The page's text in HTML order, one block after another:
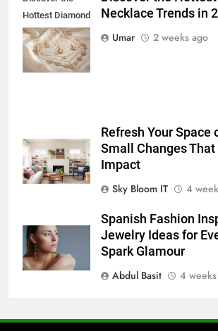
Hottest Diamond
Necklace
Trends in 2026
Necklace Trends in
Umar
2 weeks ago
Refresh Your Space
Small Changes
Impact
Sky Bloom IT
4
Spanish Fashion
Jewelry Ideas for
Spark Glamour
Abdul Basit
4
6
How to
Everything You
Before Buying
The Hidden Costs
for Growing
BUSINESS
Corporate